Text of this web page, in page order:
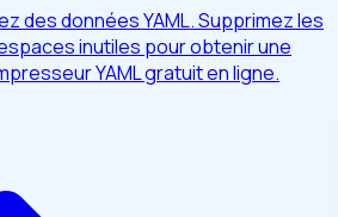
des données YAML. Supprimez les
inutiles pour obtenir une
YAML gratuit en ligne.